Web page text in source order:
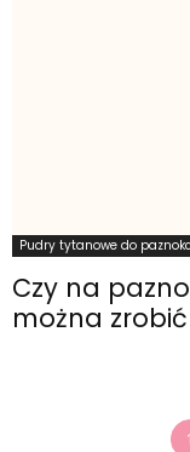
Pudry tytanowe do
Czy na
można zrobić
1